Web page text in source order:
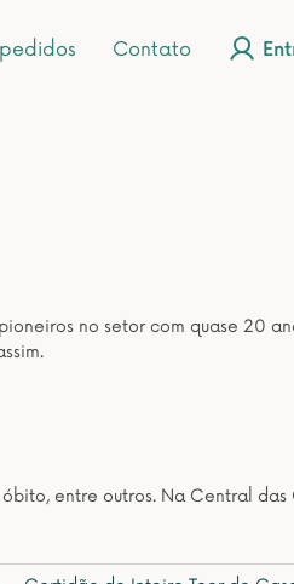
Contato
no setor com quase 20
entre outros. Na Central das